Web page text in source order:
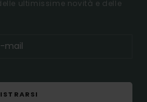
ultimissime novità e delle